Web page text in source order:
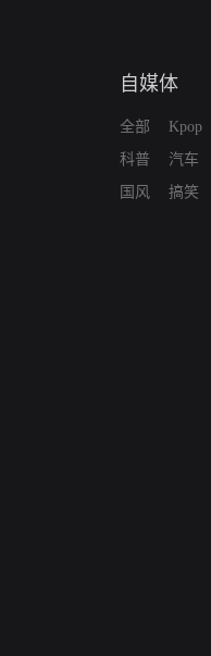
自媒体
全部
科普
国风
Kpop
汽车
搞笑